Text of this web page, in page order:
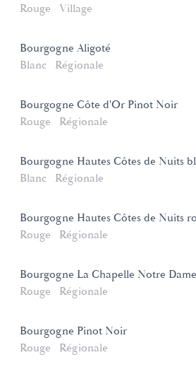
Rouge
Village
Bourgogne Aligoté
Blanc
Régionale
Bourgogne Côte d'Or Pinot Noir
Rouge
Régionale
Bourgogne Hautes Côtes de Nuits
Blanc
Régionale
Bourgogne Hautes Côtes de Nuits
Rouge
Régionale
Bourgogne La Chapelle Notre Dame
Rouge
Régionale
Bourgogne Pinot Noir
Rouge
Régionale